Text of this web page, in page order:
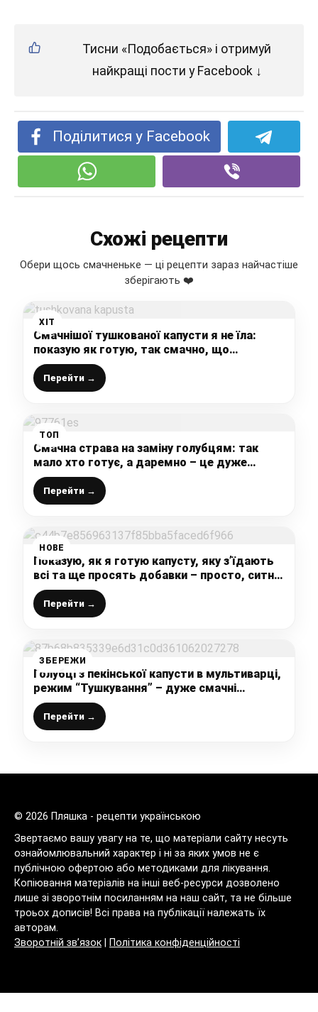
Тисни «Подобається» і отримуй
найкращі пости у Facebook ↓
Поділитися у Facebook
Схожі рецепти
Обери щось смачненьке — ці рецепти зараз найчастіше
зберігають ❤️
ХІТ
Смачнішої тушкованої капусти я не їла:
показую як готую, так смачно, що
хочеться їсти щодня (ділюся своїм
улюбленим рецептом)
Перейти →
ТОП
Смачна страва на заміну голубцям: так
мало хто готує, а даремно – це дуже
смачно
Перейти →
НОВЕ
Показую, як я готую капусту, яку з’їдають
всі та ще просять добавки – просто, ситно
та економно на обід чи вечерю
Перейти →
ЗБЕРЕЖИ
Голубці з пекінської капусти в мультиварці,
режим “Тушкування” – дуже смачні
виходять
Перейти →
© 2026 Пляшка - рецепти українською
Звертаємо вашу увагу на те, що матеріали сайту несуть
ознайомлювальний характер і ні за яких умов не є
публічною офертою або методиками для лікування.
Копіювання матеріалів на інші веб-ресурси дозволено
лише зі зворотнім посиланням на наш сайт, та не більше
троьох дописів! Всі права на публікації належать їх
авторам.
Зворотній зв’язок
Політика конфіденційності